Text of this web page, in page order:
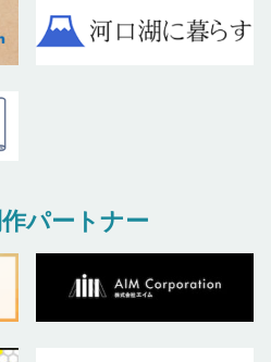
パートナー